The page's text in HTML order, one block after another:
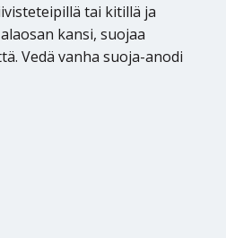
tai kitillä ja
kansi, suojaa
Vedä vanha suoja-anodi